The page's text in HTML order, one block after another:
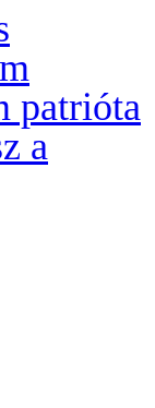
patrióta
a